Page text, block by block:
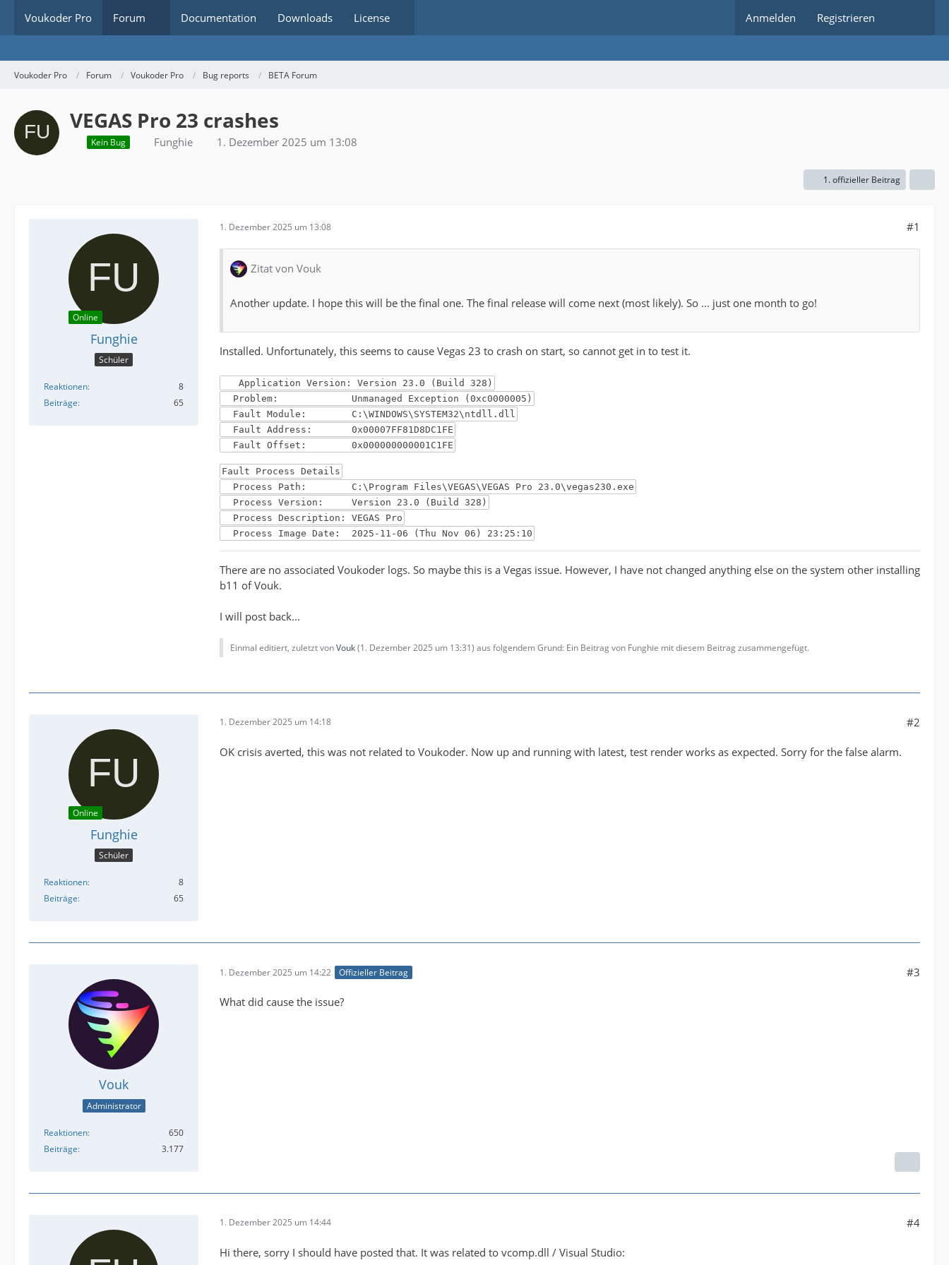
Voukoder Pro Forum Documentation Downloads License Anmelden Registrieren
Voukoder Pro Forum Voukoder Pro Bug reports BETA Forum
VEGAS Pro 23 crashes
Kein Bug Funghie 1. Dezember 2025 um 13:08
1. offizieller Beitrag
Online
Funghie
Schüler
Reaktionen
8
Beiträge
65
1. Dezember 2025 um 13:08 #1
Zitat von Vouk
Another update. I hope this will be the final one. The final release will come next (most likely). So ... just one month to go!
Installed. Unfortunately, this seems to cause Vegas 23 to crash on start, so cannot get in to test it.
Application Version: Version 23.0 (Build 328)
Problem: Unmanaged Exception (0xc0000005)
Fault Module: C:\WINDOWS\SYSTEM32\ntdll.dll
Fault Address: 0x00007FF81D8DC1FE
Fault Offset: 0x000000000001C1FE
Fault Process Details
Process Path: C:\Program Files\VEGAS\VEGAS Pro 23.0\vegas230.exe
Process Version: Version 23.0 (Build 328)
Process Description: VEGAS Pro
Process Image Date: 2025-11-06 (Thu Nov 06) 23:25:10
There are no associated Voukoder logs. So maybe this is a Vegas issue. However, I have not changed anything else on the system other installing
b11 of Vouk.
I will post back...
Einmal editiert, zuletzt vonVouk(1. Dezember 2025 um 13:31) aus folgendem Grund: Ein Beitrag von Funghie mit diesem Beitrag zusammengefügt.
Online
Funghie
Schüler
Reaktionen
8
Beiträge
65
1. Dezember 2025 um 14:18 #2
OK crisis averted, this was not related to Voukoder. Now up and running with latest, test render works as expected. Sorry for the false alarm.
Vouk
Administrator
Reaktionen
650
Beiträge
3.177
1. Dezember 2025 um 14:22 Offizieller Beitrag #3
What did cause the issue?
1. Dezember 2025 um 14:44 #4
Hi there, sorry I should have posted that. It was related to vcomp.dll / Visual Studio: